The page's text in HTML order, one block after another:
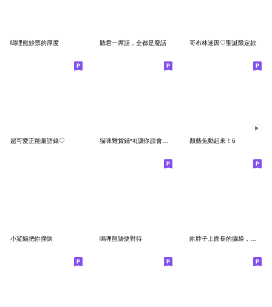
嗚哩熊鈔票的厚度 聽君一席話，全都是廢話 哥布林迷因♡聖誕限定款
超可愛正能量語錄♡ 顏藝兔動起來！6
小鯊貓把你撲倒 嗚哩熊隨便對待 你脖子上面長的腦袋，只是為了湊身高的吧